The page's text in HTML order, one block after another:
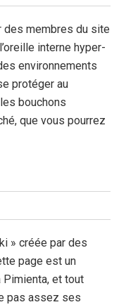
des membres du site
interne hyper-
environnements
protéger au
bouchons
que vous pourrez
» créée par des
page est un
et tout
pas assez ses